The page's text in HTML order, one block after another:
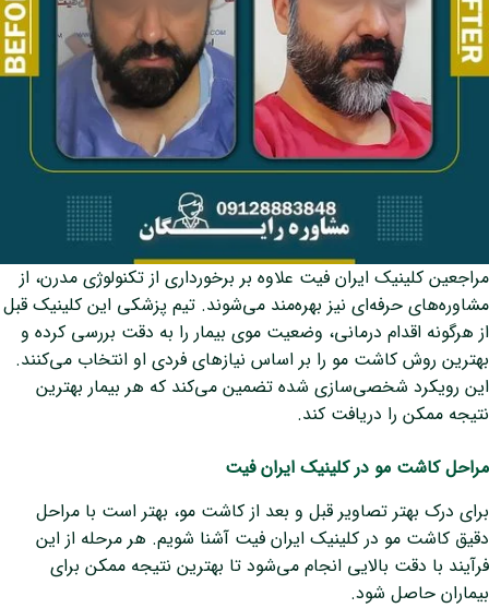
مراجعین کلینیک ایران فیت علاوه بر برخورداری از تکنولوژی‌ مدرن، از
مشاوره‌های حرفه‌ای نیز بهره‌مند می‌شوند. تیم پزشکی این کلینیک قبل
از هرگونه اقدام درمانی، وضعیت موی بیمار را به دقت بررسی کرده و
بهترین روش کاشت مو را بر اساس نیازهای فردی او انتخاب می‌کنند.
این رویکرد شخصی‌سازی شده تضمین می‌کند که هر بیمار بهترین
نتیجه ممکن را دریافت کند.
مراحل کاشت مو در کلینیک ایران فیت
برای درک بهتر تصاویر قبل و بعد از کاشت مو، بهتر است با مراحل
دقیق کاشت مو در کلینیک ایران فیت آشنا شویم. هر مرحله از این
فرآیند با دقت بالایی انجام می‌شود تا بهترین نتیجه ممکن برای
بیماران حاصل شود.